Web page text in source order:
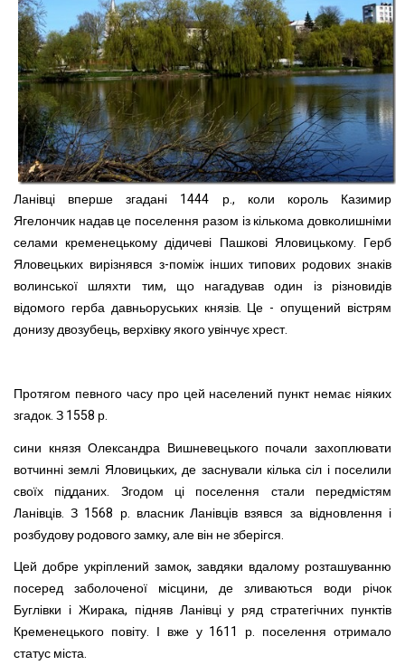
Ланівці вперше згадані 1444 р., коли король Казимир
Ягелончик надав це поселення разом із кількома довколишніми
селами кременецькому дідичеві Пашкові Яловицькому. Герб
Яловецьких вирізнявся з-поміж інших типових родових знаків
волинської шляхти тим, що нагадував один із різновидів
відомого герба давньоруських князів. Це - опущений вістрям
донизу двозубець, верхівку якого увінчує хрест.
Протягом певного часу про цей населений пункт немає ніяких
згадок. З 1558 р.
сини князя Олександра Вишневецького почали захоплювати
вотчинні землі Яловицьких, де заснували кілька сіл і поселили
своїх підданих. Згодом ці поселення стали передмістям
Ланівців. З 1568 р. власник Ланівців взявся за відновлення і
розбудову родового замку, але він не зберігся.
Цей добре укріплений замок, завдяки вдалому розташуванню
посеред заболоченої місцини, де зливаються води річок
Буглівки і Жирака, підняв Ланівці у ряд стратегічних пунктів
Кременецького повіту. І вже у 1611 р. поселення отримало
статус міста.